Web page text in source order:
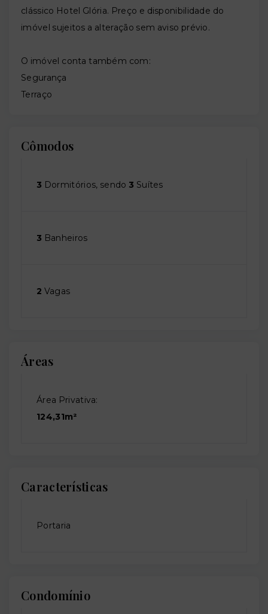
clássico Hotel Glória. Preço e disponibilidade do
imóvel sujeitos a alteração sem aviso prévio.
O imóvel conta também com:
Segurança
Terraço
Cômodos
3 Dormitórios, sendo 3 Suítes
3 Banheiros
2 Vagas
Áreas
Área Privativa:
124,31m²
Características
Portaria
Condomínio